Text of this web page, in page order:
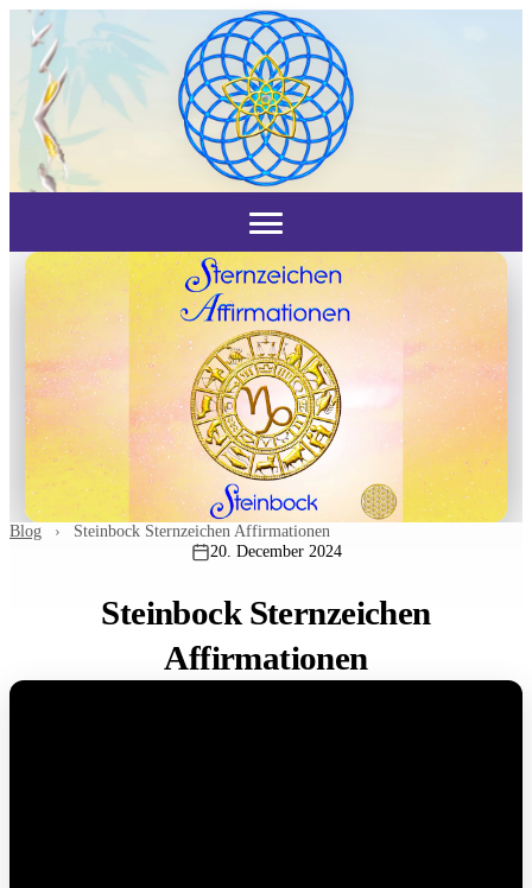
Blog › Steinbock Sternzeichen Affirmationen
20. December 2024
Steinbock Sternzeichen
Affirmationen